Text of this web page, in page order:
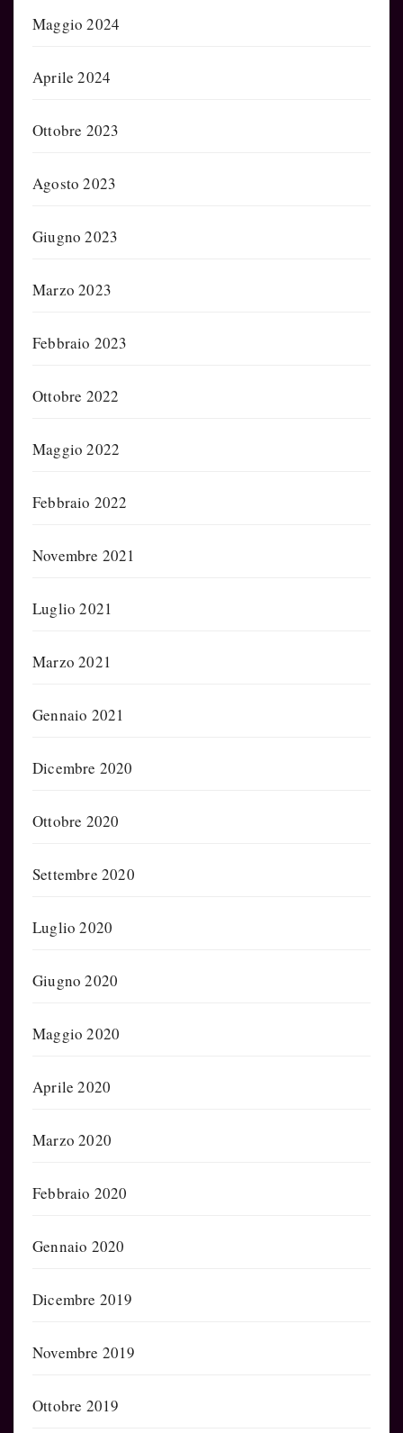
Maggio 2024
Aprile 2024
Ottobre 2023
Agosto 2023
Giugno 2023
Marzo 2023
Febbraio 2023
Ottobre 2022
Maggio 2022
Febbraio 2022
Novembre 2021
Luglio 2021
Marzo 2021
Gennaio 2021
Dicembre 2020
Ottobre 2020
Settembre 2020
Luglio 2020
Giugno 2020
Maggio 2020
Aprile 2020
Marzo 2020
Febbraio 2020
Gennaio 2020
Dicembre 2019
Novembre 2019
Ottobre 2019